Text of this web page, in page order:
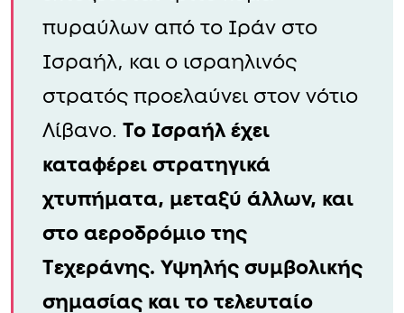
πυραύλων από το Ιράν στο
Ισραήλ, και ο ισραηλινός
στρατός προελαύνει στον νότιο
Λίβανο. Το Ισραήλ έχει
καταφέρει στρατηγικά
χτυπήματα, μεταξύ άλλων, και
στο αεροδρόμιο της
Τεχεράνης. Υψηλής συμβολικής
σημασίας και το τελευταίο